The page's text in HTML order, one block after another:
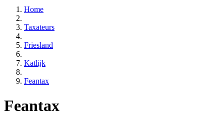
Home
Taxateurs
Friesland
Katlijk
Feantax
Feantax